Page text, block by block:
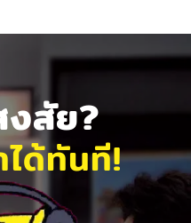
งสัย?
ได้ทันที!